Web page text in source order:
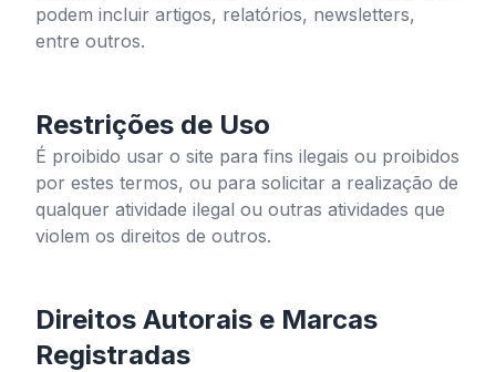
podem incluir artigos, relatórios, newsletters,
entre outros.
Restrições de Uso
É proibido usar o site para fins ilegais ou proibidos
por estes termos, ou para solicitar a realização de
qualquer atividade ilegal ou outras atividades que
violem os direitos de outros.
Direitos Autorais e Marcas
Registradas